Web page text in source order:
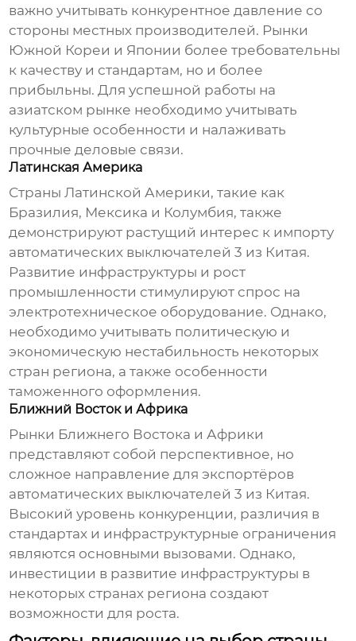
важно учитывать конкурентное давление со
стороны местных производителей. Рынки
Южной Кореи и Японии более требовательны
к качеству и стандартам, но и более
прибыльны. Для успешной работы на
азиатском рынке необходимо учитывать
культурные особенности и налаживать
прочные деловые связи.
Латинская Америка
Страны Латинской Америки, такие как
Бразилия, Мексика и Колумбия, также
демонстрируют растущий интерес к импорту
автоматических выключателей 3 из Китая.
Развитие инфраструктуры и рост
промышленности стимулируют спрос на
электротехническое оборудование. Однако,
необходимо учитывать политическую и
экономическую нестабильность некоторых
стран региона, а также особенности
таможенного оформления.
Ближний Восток и Африка
Рынки Ближнего Востока и Африки
представляют собой перспективное, но
сложное направление для экспортёров
автоматических выключателей 3 из Китая.
Высокий уровень конкуренции, различия в
стандартах и инфраструктурные ограничения
являются основными вызовами. Однако,
инвестиции в развитие инфраструктуры в
некоторых странах региона создают
возможности для роста.